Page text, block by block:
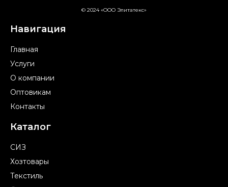
© 2024 «ООО Элитатекс»
Навигация
Главная
Услуги
О компании
Оптовикам
Контакты
Каталог
СИЗ
Хозтовары
Текстиль